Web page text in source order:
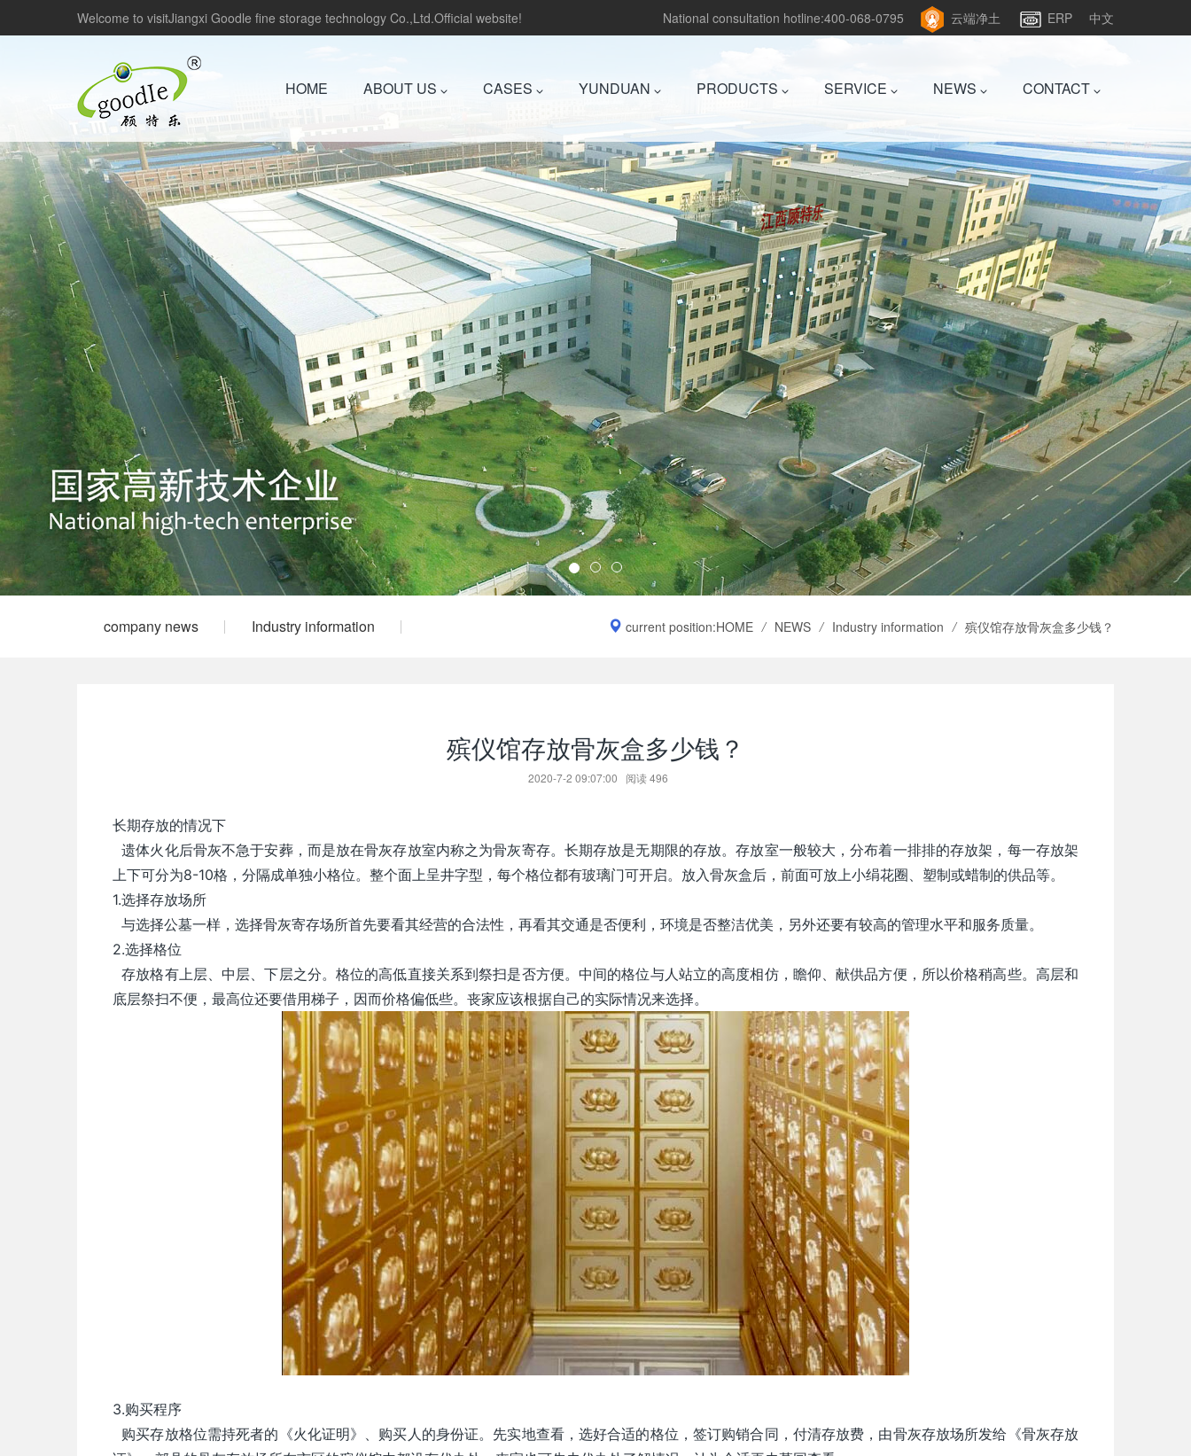
Welcome to visitJiangxi Goodle fine storage technology Co.,Ltd.Official website! National consultation hotline:400-068-0795 云端净土 ERP 中文
HOME ABOUT US CASES YUNDUAN PRODUCTS SERVICE NEWS CONTACT
company news Industry information current position:HOME / NEWS / Industry information / 殡仪馆存放骨灰盒多少钱？
殡仪馆存放骨灰盒多少钱？
2020-7-2 09:07:00 阅读496
长期存放的情况下
遗体火化后骨灰不急于安葬，而是放在骨灰存放室内称之为骨灰寄存。长期存放是无期限的存放。存放室一般较大，分布着一排排的存放架，每一存放架
上下可分为8-10格，分隔成单独小格位。整个面上呈井字型，每个格位都有玻璃门可开启。放入骨灰盒后，前面可放上小绢花圈、塑制或蜡制的供品等。
1.选择存放场所
与选择公墓一样，选择骨灰寄存场所首先要看其经营的合法性，再看其交通是否便利，环境是否整洁优美，另外还要有较高的管理水平和服务质量。
2.选择格位
存放格有上层、中层、下层之分。格位的高低直接关系到祭扫是否方便。中间的格位与人站立的高度相仿，瞻仰、献供品方便，所以价格稍高些。高层和
底层祭扫不便，最高位还要借用梯子，因而价格偏低些。丧家应该根据自己的实际情况来选择。
3.购买程序
购买存放格位需持死者的《火化证明》、购买人的身份证。先实地查看，选好合适的格位，签订购销合同，付清存放费，由骨灰存放场所发给《骨灰存放